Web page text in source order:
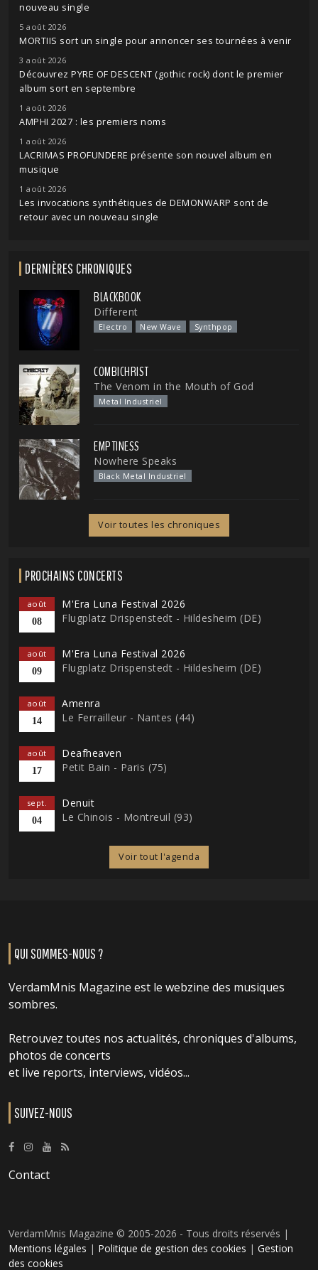
nouveau single
5 août 2026
MORTIIS sort un single pour annoncer ses tournées à venir
3 août 2026
Découvrez PYRE OF DESCENT (gothic rock) dont le premier
album sort en septembre
1 août 2026
AMPHI 2027 : les premiers noms
1 août 2026
LACRIMAS PROFUNDERE présente son nouvel album en
musique
1 août 2026
Les invocations synthétiques de DEMONWARP sont de
retour avec un nouveau single
DERNIÈRES CHRONIQUES
BLACKBOOK
Different
Electro New Wave Synthpop
COMBICHRIST
The Venom in the Mouth of God
Metal Industriel
EMPTINESS
Nowhere Speaks
Black Metal Industriel
Voir toutes les chroniques
PROCHAINS CONCERTS
août
08
M'Era Luna Festival 2026
Flugplatz Drispenstedt - Hildesheim (DE)
août
09
M'Era Luna Festival 2026
Flugplatz Drispenstedt - Hildesheim (DE)
août
14
Amenra
Le Ferrailleur - Nantes (44)
août
17
Deafheaven
Petit Bain - Paris (75)
sept.
04
Denuit
Le Chinois - Montreuil (93)
Voir tout l'agenda
QUI SOMMES-NOUS ?
VerdamMnis Magazine est le webzine des musiques
sombres.
Retrouvez toutes nos actualités, chroniques d'albums,
photos de concerts
et live reports, interviews, vidéos...
SUIVEZ-NOUS
Contact
VerdamMnis Magazine © 2005-2026 - Tous droits réservés |
Mentions légales | Politique de gestion des cookies | Gestion
des cookies